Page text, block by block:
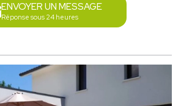
ENVOYER UN MESSAGE
Réponse sous 24 heures